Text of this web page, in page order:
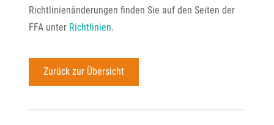
Richtlinienänderungen finden Sie auf den Seiten der
FFA unter Richtlinien.
Zurück zur Übersicht